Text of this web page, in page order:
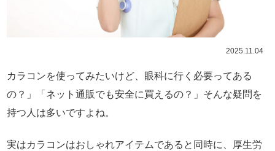
2025.11.04
カラコンを使ってみたいけど、眼科に行く必要ってある
の？」「ネット通販でも安全に買えるの？」そんな疑問を
持つ人は多いですよね。
実はカラコンはおしゃれアイテムであると同時に、厚生労